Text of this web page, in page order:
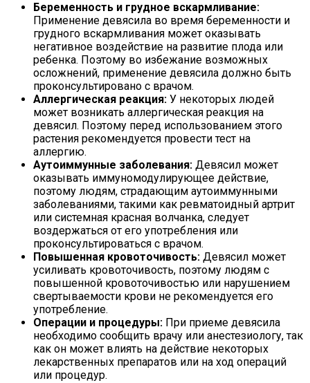
Беременность и грудное вскармливание:
Применение девясила во время беременности и
грудного вскармливания может оказывать
негативное воздействие на развитие плода или
ребенка. Поэтому во избежание возможных
осложнений, применение девясила должно быть
проконсультировано с врачом.
Аллергическая реакция: У некоторых людей
может возникать аллергическая реакция на
девясил. Поэтому перед использованием этого
растения рекомендуется провести тест на
аллергию.
Аутоиммунные заболевания: Девясил может
оказывать иммуномодулирующее действие,
поэтому людям, страдающим аутоиммунными
заболеваниями, такими как ревматоидный артрит
или системная красная волчанка, следует
воздержаться от его употребления или
проконсультироваться с врачом.
Повышенная кровоточивость: Девясил может
усиливать кровоточивость, поэтому людям с
повышенной кровоточивостью или нарушением
свертываемости крови не рекомендуется его
употребление.
Операции и процедуры: При приеме девясила
необходимо сообщить врачу или анестезиологу, так
как он может влиять на действие некоторых
лекарственных препаратов или на ход операций
или процедур.